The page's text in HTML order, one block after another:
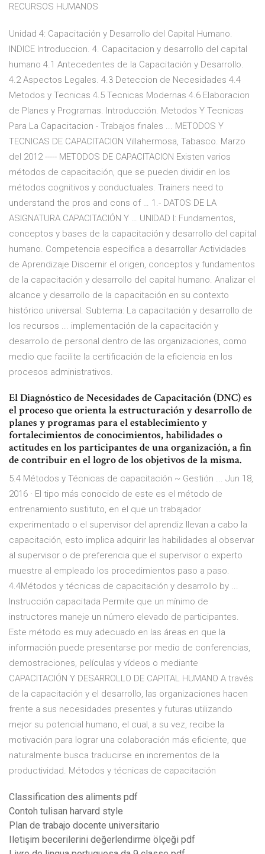
RECURSOS HUMANOS
Unidad 4: Capacitación y Desarrollo del Capital Humano.
INDICE Introduccion. 4. Capacitacion y desarrollo del capital
humano 4.1 Antecedentes de la Capacitación y Desarrollo.
4.2 Aspectos Legales. 4.3 Deteccion de Necesidades 4.4
Metodos y Tecnicas 4.5 Tecnicas Modernas 4.6 Elaboracion
de Planes y Programas. Introducción. Metodos Y Tecnicas
Para La Capacitacion - Trabajos finales ... METODOS Y
TECNICAS DE CAPACITACION Villahermosa, Tabasco. Marzo
del 2012 ----- METODOS DE CAPACITACION Existen varios
métodos de capacitación, que se pueden dividir en los
métodos cognitivos y conductuales. Trainers need to
understand the pros and cons of … 1.- DATOS DE LA
ASIGNATURA CAPACITACIÓN Y … UNIDAD I: Fundamentos,
conceptos y bases de la capacitación y desarrollo del capital
humano. Competencia específica a desarrollar Actividades
de Aprendizaje Discernir el origen, conceptos y fundamentos
de la capacitación y desarrollo del capital humano. Analizar el
alcance y desarrollo de la capacitación en su contexto
histórico universal. Subtema: La capacitación y desarrollo de
los recursos ... implementación de la capacitación y
desarrollo de personal dentro de las organizaciones, como
medio que facilite la certificación de la eficiencia en los
procesos administrativos.
El Diagnóstico de Necesidades de Capacitación (DNC) es
el proceso que orienta la estructuración y desarrollo de
planes y programas para el establecimiento y
fortalecimientos de conocimientos, habilidades o
actitudes en los participantes de una organización, a fin
de contribuir en el logro de los objetivos de la misma.
5.4 Métodos y Técnicas de capacitación ~ Gestión ... Jun 18,
2016 · El tipo más conocido de este es el método de
entrenamiento sustituto, en el que un trabajador
experimentado o el supervisor del aprendiz llevan a cabo la
capacitación, esto implica adquirir las habilidades al observar
al supervisor o de preferencia que el supervisor o experto
muestre al empleado los procedimientos paso a paso.
4.4Métodos y técnicas de capacitación y desarrollo by ...
Instrucción capacitada Permite que un mínimo de
instructores maneje un número elevado de participantes.
Este método es muy adecuado en las áreas en que la
información puede presentarse por medio de conferencias,
demostraciones, películas y vídeos o mediante
CAPACITACIÓN Y DESARROLLO DE CAPITAL HUMANO A través
de la capacitación y el desarrollo, las organizaciones hacen
frente a sus necesidades presentes y futuras utilizando
mejor su potencial humano, el cual, a su vez, recibe la
motivación para lograr una colaboración más eficiente, que
naturalmente busca traducirse en incrementos de la
productividad. Métodos y técnicas de capacitación
Classification des aliments pdf
Contoh tulisan harvard style
Plan de trabajo docente universitario
Iletişim becerilerini değerlendirme ölçeği pdf